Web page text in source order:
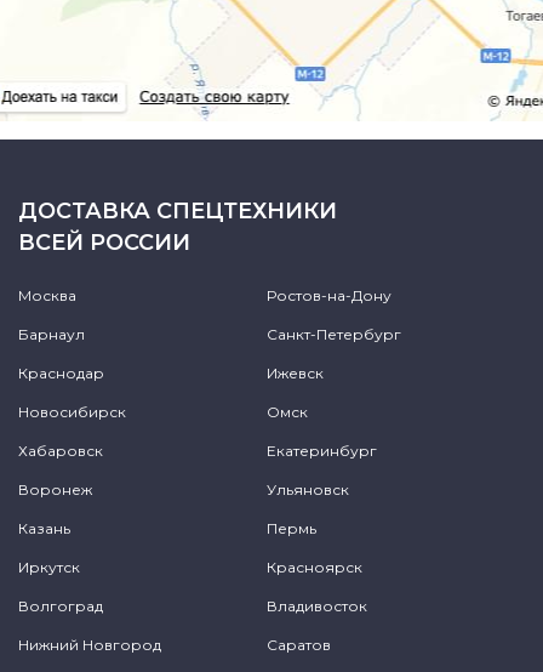
ДОСТАВКА СПЕЦТЕХНИКИ
ВСЕЙ РОССИИ
Москва Ростов-на-Дону
Барнаул Санкт-Петербург
Краснодар Ижевск
Новосибирск Омск
Хабаровск Екатеринбург
Воронеж Ульяновск
Казань Пермь
Иркутск Красноярск
Волгоград Владивосток
Нижний Новгород Саратов